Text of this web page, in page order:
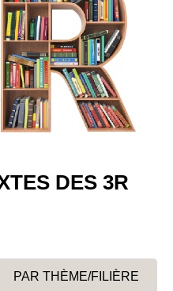
DES 3R
PAR THÈME/FILIÈRE